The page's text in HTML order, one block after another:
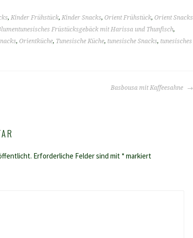
, Kinder Frühstück, Kinder Snacks, Orient Frühstück, Orient Snacks
Früstücksgebäck mit Harissa und Thunfisch,
, Orientküche, Tunesische Küche, tunesische Snacks, tunesisches
Basbousa mit Kaffeesahne
Erforderliche Felder sind mit *markiert